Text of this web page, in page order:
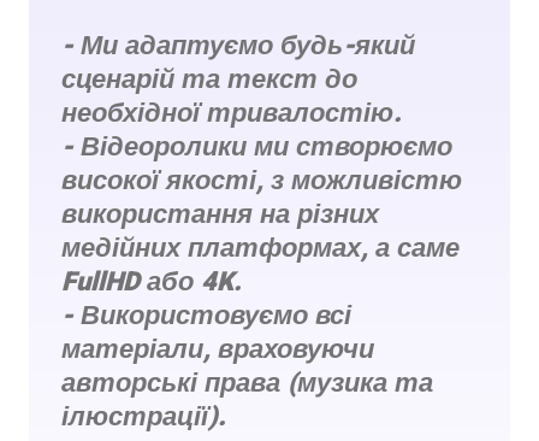
- Ми адаптуємо будь-який
сценарій та текст до
необхідної тривалостію.
- Відеоролики ми створюємо
високої якості, з можливістю
використання на різних
медійних платформах, а саме
FullHD або 4K.
- Використовуємо всі
матеріали, враховуючи
авторські права (музика та
ілюстрації).